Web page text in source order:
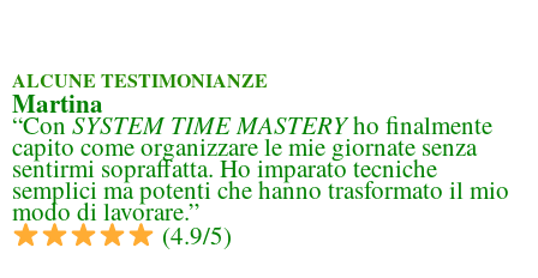
ALCUNE TESTIMONIANZE
Martina
“Con SYSTEM TIME MASTERYho finalmente
capito come organizzare le mie giornate senza
sentirmi sopraffatta. Ho imparato tecniche
semplici ma potenti che hanno trasformato il mio
modo di lavorare.”
(4.9/5)